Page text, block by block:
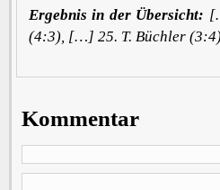
Ergebnis in der Übersicht:
(4:3), […] 25. T. Büchler
Kommentar